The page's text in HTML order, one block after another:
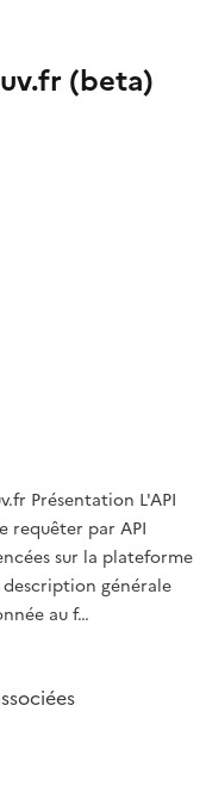
(beta)
Présentation L'API
requêter par API
sur la plateforme
générale
au f…